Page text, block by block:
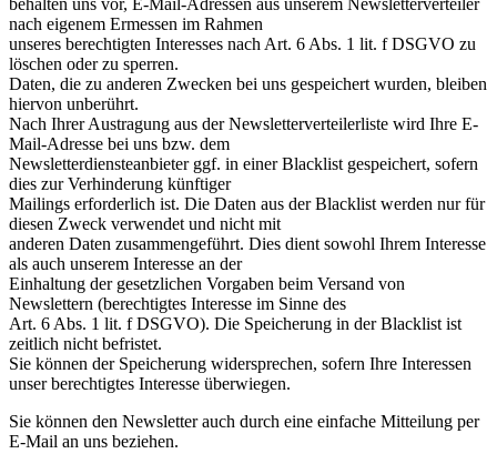
behalten uns vor, E-Mail-Adressen aus unserem Newsletterverteiler
nach eigenem Ermessen im Rahmen
unseres berechtigten Interesses nach Art. 6 Abs. 1 lit. f DSGVO zu
löschen oder zu sperren.
Daten, die zu anderen Zwecken bei uns gespeichert wurden, bleiben
hiervon unberührt.
Nach Ihrer Austragung aus der Newsletterverteilerliste wird Ihre E-
Mail-Adresse bei uns bzw. dem
Newsletterdiensteanbieter ggf. in einer Blacklist gespeichert, sofern
dies zur Verhinderung künftiger
Mailings erforderlich ist. Die Daten aus der Blacklist werden nur für
diesen Zweck verwendet und nicht mit
anderen Daten zusammengeführt. Dies dient sowohl Ihrem Interesse
als auch unserem Interesse an der
Einhaltung der gesetzlichen Vorgaben beim Versand von
Newslettern (berechtigtes Interesse im Sinne des
Art. 6 Abs. 1 lit. f DSGVO). Die Speicherung in der Blacklist ist
zeitlich nicht befristet.
Sie können der Speicherung widersprechen, sofern Ihre Interessen
unser berechtigtes Interesse überwiegen.
Sie können den Newsletter auch durch eine einfache Mitteilung per
E-Mail an uns beziehen.